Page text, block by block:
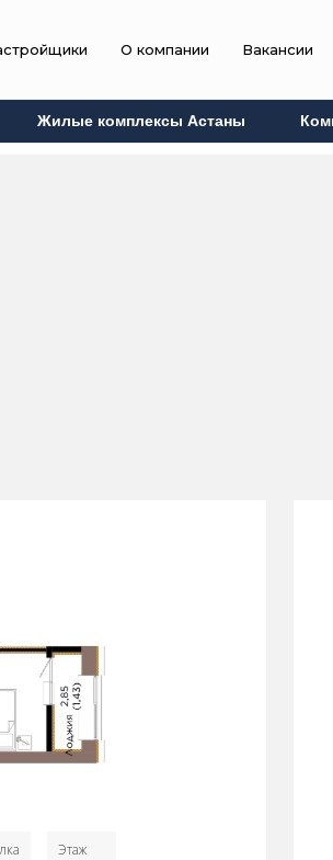
О компании Вакансии
Жилые комплексы Астаны
Этаж